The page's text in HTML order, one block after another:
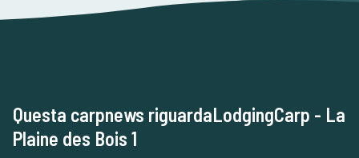
Questa carpnews riguardaLodgingCarp - La
Plaine des Bois 1